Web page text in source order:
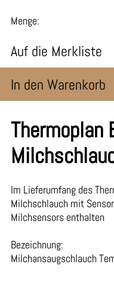
Menge:
Auf die Merkliste
In den Warenkorb
Im Lieferumfang des
Milchschlauch mit
Milchsensors enthalten
Bezeichnung:
Milchansaugschlauch